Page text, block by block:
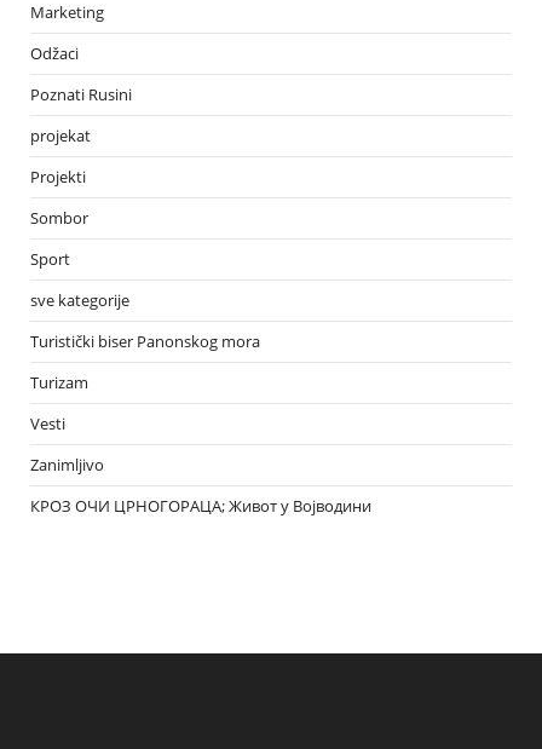
Marketing
Odžaci
Poznati Rusini
projekat
Projekti
Sombor
Sport
sve kategorije
Turistički biser Panonskog mora
Turizam
Vesti
Zanimljivo
КРОЗ ОЧИ ЦРНОГОРАЦА; Живот у Војводини